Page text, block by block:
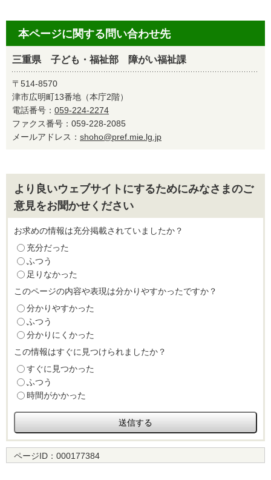
本ページに関する問い合わせ先
三重県 子ども・福祉部 障がい福祉課
〒514-8570
津市広明町13番地（本庁2階）
電話番号： 059-224-2274
ファクス番号：059-228-2085
メールアドレス： shoho@pref.mie.lg.jp
より良いウェブサイトにするためにみなさまのご
意見をお聞かせください
お求めの情報は充分掲載されていましたか？
充分だった
ふつう
足りなかった
このページの内容や表現は分かりやすかったですか？
分かりやすかった
ふつう
分かりにくかった
この情報はすぐに見つけられましたか？
すぐに見つかった
ふつう
時間がかかった
ページID： 000177384